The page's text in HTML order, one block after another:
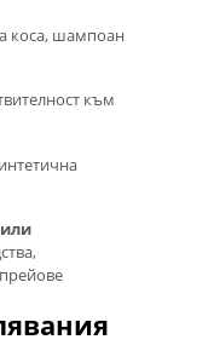
коса, шампоан
към